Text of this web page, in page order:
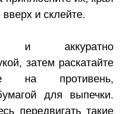
и склейте.
и аккуратно
затем раскатайте
на противень,
для выпечки.
передвигать такие